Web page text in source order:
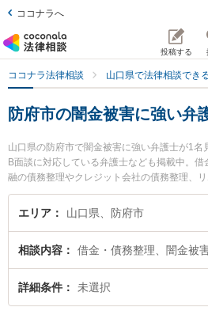
ココナラへ
投稿する
ココナラ法律相談 山口県で法律相談でき
防府市の闇金被害に強い弁
山口県の防府市で闇金被害に強い弁護士が1
B面談に対応している弁護士なども掲載中。
融の債務整理やクレジット会社の債務整理、
野での絞り込み検索もでき便利です。特に弁
秀典弁護士のプロフィール情報や弁護士費用
『初回相談無料で闇金被害を法律相談できる
い』などでお困りの相談者さんにおすすめで
エリア 山口県、防府市
相談内容 借金・債務整理、闇金被
詳細条件 未選択